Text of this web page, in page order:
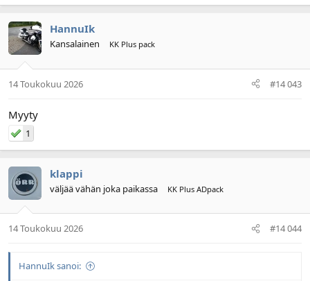
HannuIk
Kansalainen KK Plus pack
14 Toukokuu 2026 #14 043
Myyty
1
klappi
väljää vähän joka paikassa KK Plus ADpack
14 Toukokuu 2026 #14 044
HannuIk sanoi: